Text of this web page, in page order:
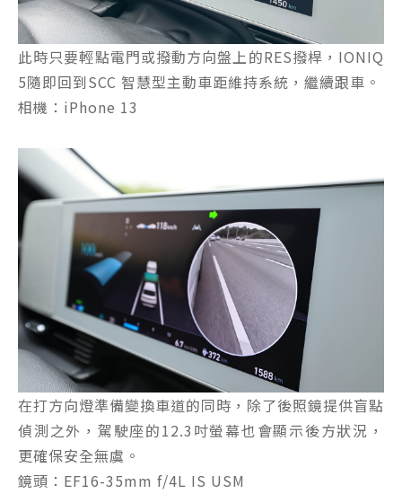
此時只要輕點電門或撥動方向盤上的RES撥桿，IONIQ
5隨即回到SCC 智慧型主動車距維持系統，繼續跟車。
相機：iPhone 13
在打方向燈準備變換車道的同時，除了後照鏡提供盲點
偵測之外，駕駛座的12.3吋螢幕也會顯示後方狀況，
更確保安全無虞。
鏡頭：EF16-35mm f/4L IS USM